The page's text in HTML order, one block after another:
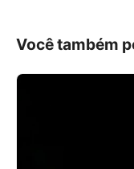
Você também